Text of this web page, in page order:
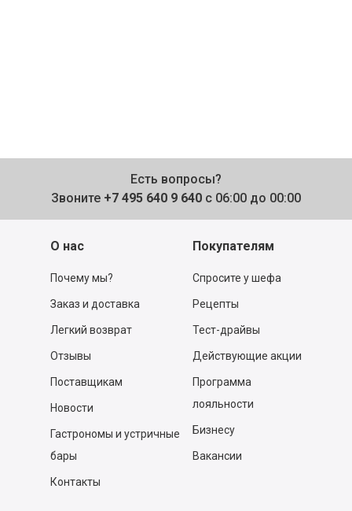
Есть вопросы?
Звоните +7 495 640 9 640 с 06:00 до 00:00
О нас
Почему мы?
Заказ и доставка
Легкий возврат
Отзывы
Поставщикам
Новости
Гастрономы и устричные
бары
Контакты
Покупателям
Спросите у шефа
Рецепты
Тест-драйвы
Действующие акции
Программа
лояльности
Бизнесу
Вакансии